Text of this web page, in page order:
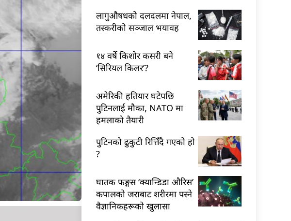
लागुऔषधको दलदलमा नेपाल,
तस्करीको सञ्जाल भयावह
१४ वर्षे किशोर कसरी बने
‘सिरियल किलर’?
अमेरिकी हतियार घटेपछि
पुटिनलाई मौका, NATO मा
हमलाको तैयारी
पुटिनको ढुकुटी रित्तिँदै गएको हो
?
घातक फङ्गस ‘क्यान्डिडा औरिस’
कपालको जराबाट शरीरमा पस्ने
वैज्ञानिकहरूको खुलासा